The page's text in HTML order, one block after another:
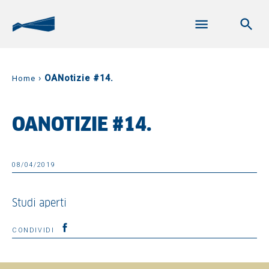
Home › OANotizie #14.
OANOTIZIE #14.
08/04/2019
Studi aperti
CONDIVIDI